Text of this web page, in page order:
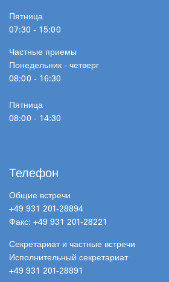
Пятница
07:30 - 15:00
Частные приемы
Понедельник - четверг
08:00 - 16:30
Пятница
08:00 - 14:30
Телефон
Общие встречи
+49 931 201-28894
Факс: +49 931 201-28221
Секретариат и частные встречи
Исполнительный секретариат
+49 931 201-28891